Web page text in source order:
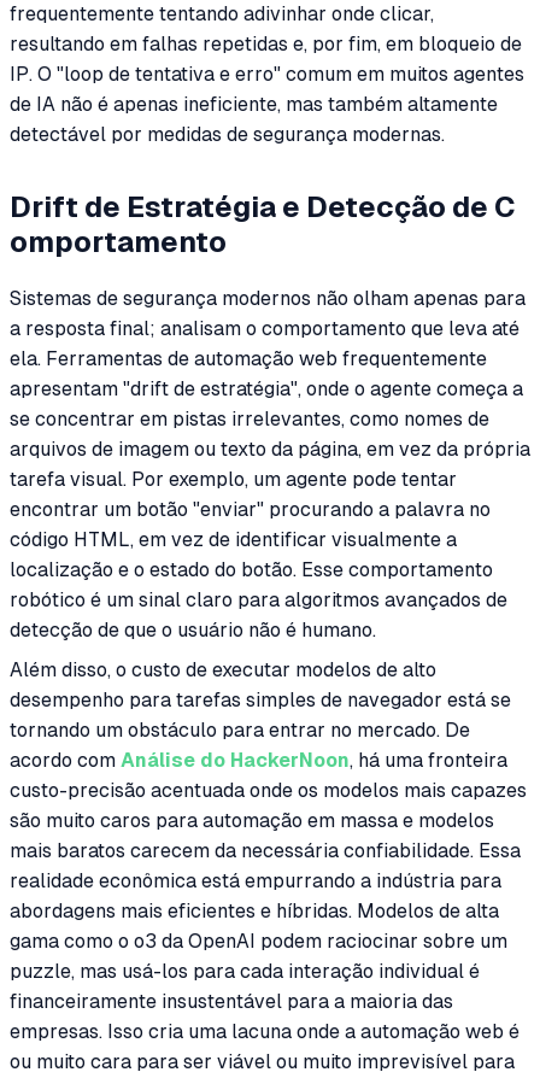
frequentemente tentando adivinhar onde clicar,
resultando em falhas repetidas e, por fim, em bloqueio de
IP. O "loop de tentativa e erro" comum em muitos agentes
de IA não é apenas ineficiente, mas também altamente
detectável por medidas de segurança modernas.
Drift de Estratégia e Detecção de C
omportamento
Sistemas de segurança modernos não olham apenas para
a resposta final; analisam o comportamento que leva até
ela. Ferramentas de automação web frequentemente
apresentam "drift de estratégia", onde o agente começa a
se concentrar em pistas irrelevantes, como nomes de
arquivos de imagem ou texto da página, em vez da própria
tarefa visual. Por exemplo, um agente pode tentar
encontrar um botão "enviar" procurando a palavra no
código HTML, em vez de identificar visualmente a
localização e o estado do botão. Esse comportamento
robótico é um sinal claro para algoritmos avançados de
detecção de que o usuário não é humano.
Além disso, o custo de executar modelos de alto
desempenho para tarefas simples de navegador está se
tornando um obstáculo para entrar no mercado. De
acordo com Análise do HackerNoon, há uma fronteira
custo-precisão acentuada onde os modelos mais capazes
são muito caros para automação em massa e modelos
mais baratos carecem da necessária confiabilidade. Essa
realidade econômica está empurrando a indústria para
abordagens mais eficientes e híbridas. Modelos de alta
gama como o o3 da OpenAI podem raciocinar sobre um
puzzle, mas usá-los para cada interação individual é
financeiramente insustentável para a maioria das
empresas. Isso cria uma lacuna onde a automação web é
ou muito cara para ser viável ou muito imprevisível para